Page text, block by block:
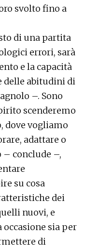
svolto fino a
di una partita
errori, sarà
e la capacità
delle abitudini di
–. Sono
scenderemo
dove vogliamo
adattare o
– conclude –,
su cosa
dei
nuovi, e
sia per
di